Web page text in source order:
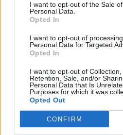
I want to opt-out of the Sale
Personal Data.
Opted In
I want to opt-out of
Personal Data for Targeted
Opted In
I want to opt-out of Collection,
Retention, Sale, and/or
Personal Data that Is
Purposes for which it was
Opted Out
CONFIRM
rėkti, kad šiandien yra
niekas nedirba . Aš jam
24/7 šis ženklas galioja,
automobilio, tu sudarai